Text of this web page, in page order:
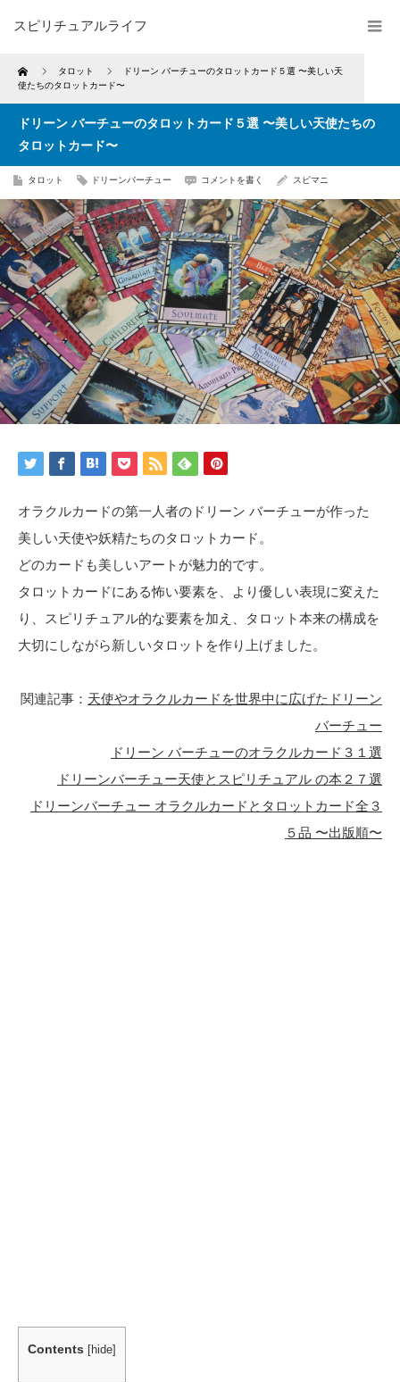
スピリチュアルライフ
Home タロット
ドリーン バーチューのタロットカード５選 〜美しい天
使たちのタロットカード〜
ドリーン バーチューのタロットカード５選 〜美しい天使たちの
タロットカード〜
タロット ドリーンバーチュー コメントを書く スピマニ
オラクルカードの第一人者のドリーン バーチューが作った
美しい天使や妖精たちのタロットカード。
どのカードも美しいアートが魅力的です。
タロットカードにある怖い要素を、より優しい表現に変えた
り、スピリチュアル的な要素を加え、タロット本来の構成を
大切にしながら新しいタロットを作り上げました。
関連記事： 天使やオラクルカードを世界中に広げたドリーン
バーチュー
ドリーン バーチューのオラクルカード３１選
ドリーンバーチュー天使とスピリチュアル の本２７選
ドリーンバーチュー オラクルカードとタロットカード全３
５品 〜出版順〜
Contents [hide]